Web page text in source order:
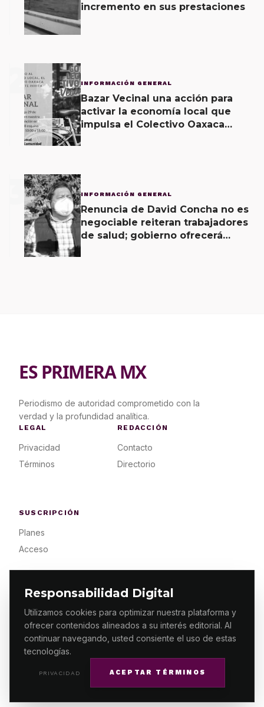
Responsabilidad Digital
Utilizamos cookies para optimizar nuestra plataforma y
ofrecer contenidos alineados a su interés editorial. Al
continuar navegando, usted consiente el uso de estas
tecnologías.
PRIVACIDAD ACEPTAR TÉRMINOS
incremento en sus prestaciones
2 INFORMACIÓN GENERAL
Bazar Vecinal una acción para
activar la economía local que
impulsa el Colectivo Oaxaca
3 INFORMACIÓN GENERAL
Renuncia de David Concha no es
negociable reiteran trabajadores
de salud; gobierno ofrecerá
ES PRIMERA MX
Periodismo de autoridad comprometido con la
verdad y la profundidad analítica.
LEGAL
Privacidad
Términos
REDACCIÓN
Contacto
Directorio
SUSCRIPCIÓN
Planes
Acceso
© 2026 ES PRIMERA MX. ALGUNOS DERECHOS
RESERVADOS / DESIGNMAKING.MX